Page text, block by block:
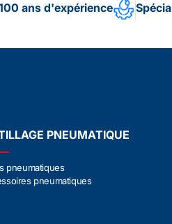
ans d'expérience
PNEUMATIQUE
pneumatiques
pneumatiques